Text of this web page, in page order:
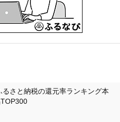
るさと納税の還元率ランキング本